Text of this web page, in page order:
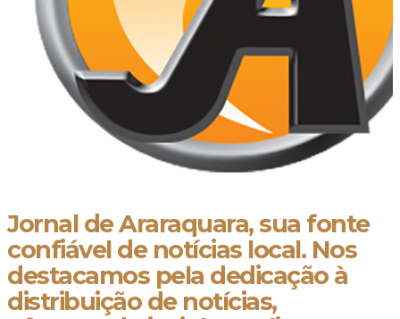
Jornal de Araraquara, sua fonte
confiável de notícias local. Nos
destacamos pela dedicação à
distribuição de notícias,